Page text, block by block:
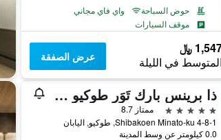
حوض السباحة
واي فاي مجاني
موقف السيارات
﷼
المتوسط في الليلة عرض الصفقة
ذا برينس بارك تَوَر طوكيو - الفنادق والمنتجعات المفضلة، مجموعة فنادق إل في إكس
5 نجوم
ممتاز 8.7
4-8-1 Shibakoen Minato-ku, طوكيو, اليابان
0.0 كيلومتر عن وسط المدينة